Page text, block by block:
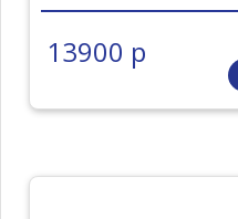
13900 р